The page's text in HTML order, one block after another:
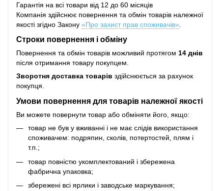
Гарантія на всі товари від 12 до 60 місяців
Компанія здійснює повернення та обмін товарів належної
якості згідно Закону «Про захист прав споживачів»
Строки повернення і обміну
Повернення та обмін товарів можливий протягом 14 днів
після отримання товару покупцем.
Зворотня доставка товарів здійснюється за рахунок
покупця.
Умови повернення для товарів належної якості
Ви можете повернути товар або обміняти його, якщо:
товар не був у вживанні і не має слідів використання
споживачем: подряпин, сколів, потертостей, плям і
т.п.;
товар повністю укомплектований і збережена
фабрична упаковка;
збережені всі ярлики і заводське маркування;